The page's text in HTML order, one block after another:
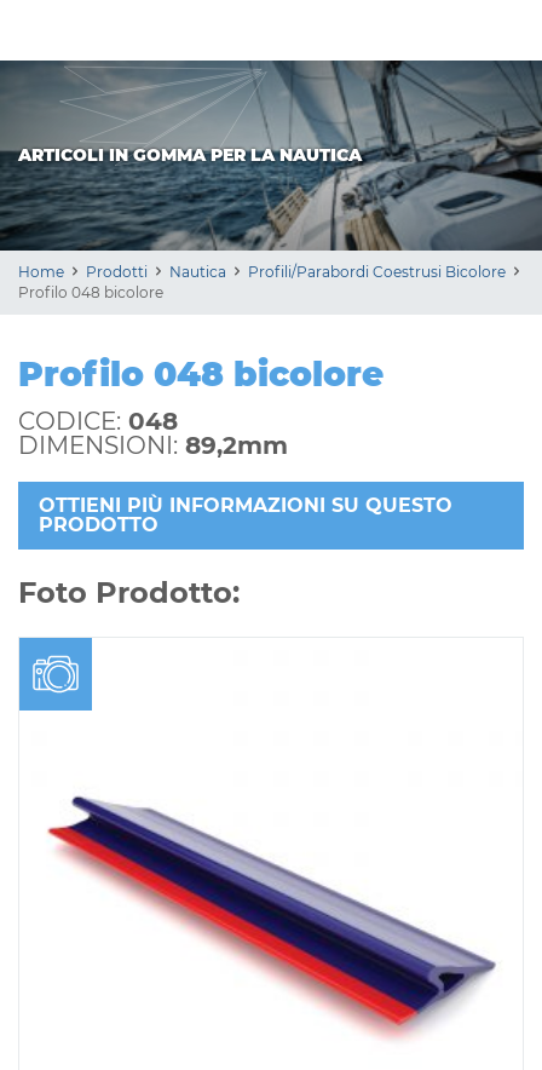
ARTICOLI IN GOMMA PER LA NAUTICA
Home Prodotti Nautica
Profili/Parabordi Coestrusi Bicolore
Profilo 048 bicolore
Profilo 048 bicolore
CODICE: 048
DIMENSIONI: 89,2mm
OTTIENI PIÙ INFORMAZIONI SU QUESTO
PRODOTTO
Foto Prodotto: